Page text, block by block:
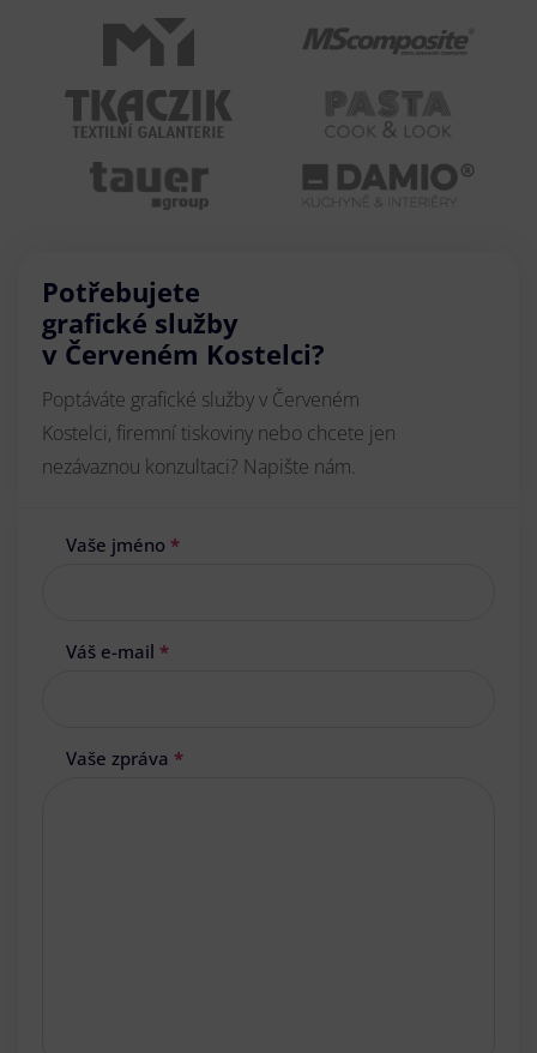
Potřebujete
grafické služby
v Červeném Kostelci?
Poptáváte grafické služby v Červeném
Kostelci, firemní tiskoviny nebo chcete jen
nezávaznou konzultaci? Napište nám.
Vaše jméno *
Váš e-mail *
Vaše zpráva *